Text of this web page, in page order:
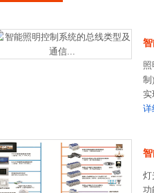
照
制
实
详
灯
功